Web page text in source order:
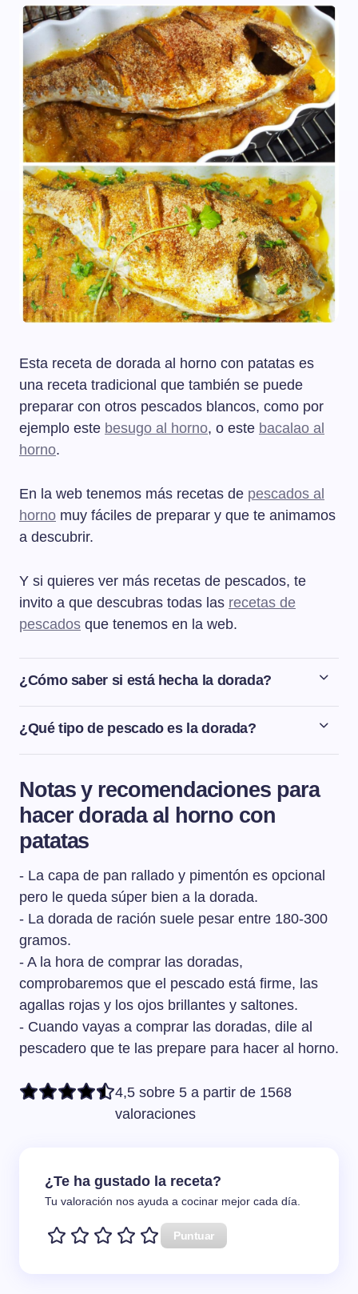
Esta receta de dorada al horno con patatas es
una receta tradicional que también se puede
preparar con otros pescados blancos, como por
ejemplo este besugo al horno, o este bacalao al
horno.
En la web tenemos más recetas de pescados al
horno muy fáciles de preparar y que te animamos
a descubrir.
Y si quieres ver más recetas de pescados, te
invito a que descubras todas las recetas de
pescados que tenemos en la web.
¿Cómo saber si está hecha la dorada?
Una dorada de ración estará hecha después de 20-25
minutos en el horno a 180º C. Para que la dorada al
cocción. Tendremos en cuenta que los tiempos de
horneado son siempre aproximados, ya que variará en
función del tamaño del pescado y de la potencia del
horno.
¿Qué tipo de pescado es la dorada?
La dorada es un pescado blanco propio de aguas poco
principalmente de peces pequeños, crustáceos y
moluscos.
Notas y recomendaciones para
hacer dorada al horno con
patatas
- La capa de pan rallado y pimentón es opcional
pero le queda súper bien a la dorada.
- La dorada de ración suele pesar entre 180-300
gramos.
- A la hora de comprar las doradas,
comprobaremos que el pescado está firme, las
agallas rojas y los ojos brillantes y saltones.
- Cuando vayas a comprar las doradas, dile al
pescadero que te las prepare para hacer al horno.
4,5 sobre 5 a partir de 1568
valoraciones
¿Te ha gustado la receta?
Tu valoración nos ayuda a cocinar mejor cada día.
Puntuar